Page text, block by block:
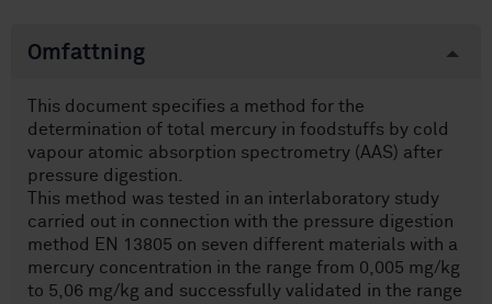
Omfattning
This document specifies a method for the
determination of total mercury in foodstuffs by cold
vapour atomic absorption spectrometry (AAS) after
pressure digestion.
This method was tested in an interlaboratory study
carried out in connection with the pressure digestion
method EN 13805 on seven different materials with a
mercury concentration in the range from 0,005 mg/kg
to 5,06 mg/kg and successfully validated in the range